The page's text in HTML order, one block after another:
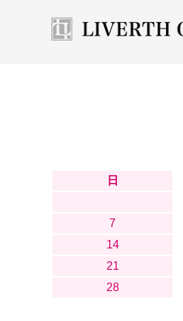
日
7
14
21
28